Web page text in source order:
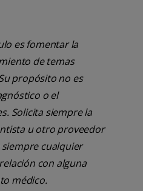
es fomentar la
de temas
propósito no es
o el
Solicita siempre la
u otro proveedor
siempre cualquier
con alguna
médico.